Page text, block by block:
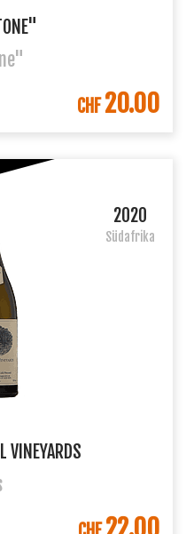
IN DEN WARENKORB
CHF20.00
2020
Südafrika
VINEYARDS
IN DEN WARENKORB